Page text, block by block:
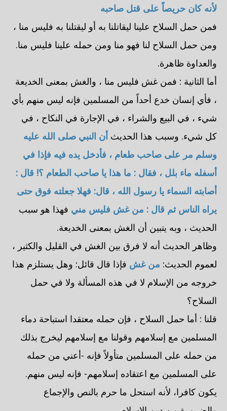
لأنه كان حريصاً على قتل صاحبه
فمن حمل السلاح علينا ليقاتلنا به أو ليقتلنا به فليس منا ،
ومن حمل السلاح لنا فهو منا ومن حمله علينا فليس منا.
والعداوة ظاهرة.
أما الثانية : فمن غش فليس منا ، والغش بمعنى الخديعة
، فأي إنسان خدع أحداً من المسلمين فإنه ليس منهم بأي
شيء ، في البيع والشراء ، في الإجارة في النكاح ، في
كل شيء. وسبب هذا الحديث أن النبي صلى الله عليه
وسلم مر على صاحب طعام ، فأدخل يده فيه فإذا في
أسفله ماء بلل ، فقال : ما هذا يا صاحب الطعام ؟! قال :
أصابته السماء يا رسول الله ، قال: فهلا جعلته فوق حتى
يراه الناس ثم قال : من غش فليس مني فهذا هو سبب
الحديث ، وبه يتبين أن الغش بمعنى الخديعة.
وظاهر الحديث أنه لا فرق بين الغش في القليل والكثير ،
لعموم الحديث: من غش فإذا قال قائل: وهل يستلزم هذا
خروجه من الإسلام لا في هذه المسألة ولا في حمل
السلاح؟
قلنا : أما حمل السلاح ، فإن حمله معتقدا استباحة دماء
المسلمين مع إسلامهم وقولنا مع إسلامهم ليخرج بذلك
من حمله على المسلمين متأولاً فإنه -أعني من حمله
على المسلمين مع اعتقاده إسلامهم- فإنه ليس منهم.
يكون كافرا، لأنه استحل ما حرم بالنص والإجماع